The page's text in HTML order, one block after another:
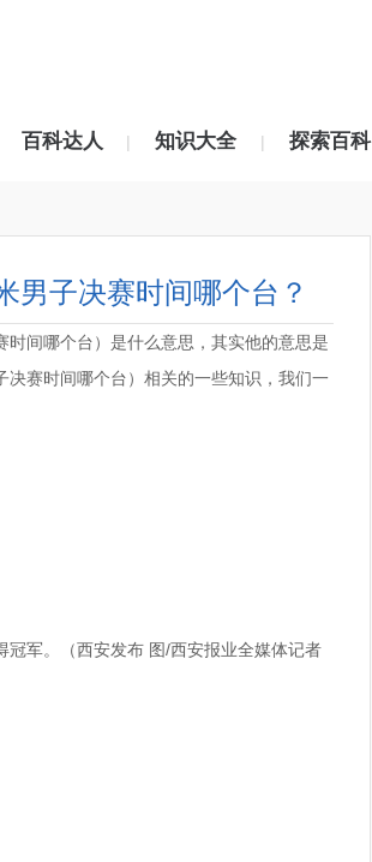
百科达人 | 知识大全 | 探索百科
男子决赛时间哪个台？
间哪个台）是什么意思，其实他的意思是
赛时间哪个台）相关的一些知识，我们一
军。（西安发布 图/西安报业全媒体记者